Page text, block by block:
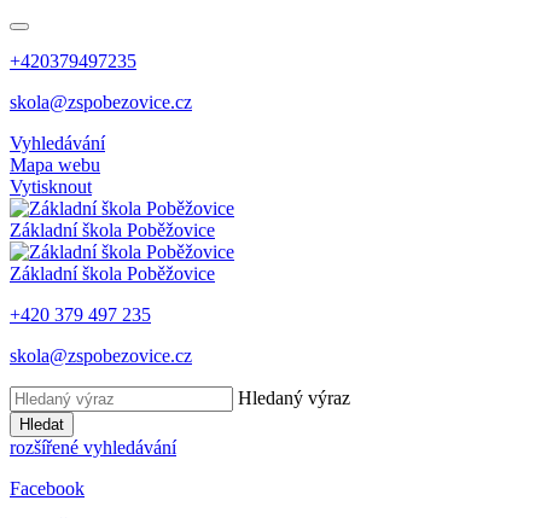
+420379497235
skola@zspobezovice.cz
Vyhledávání
Mapa webu
Vytisknout
Základní škola Poběžovice
Základní škola Poběžovice
+420 379 497 235
skola@zspobezovice.cz
Hledaný výraz
Hledat
rozšířené vyhledávání
Facebook